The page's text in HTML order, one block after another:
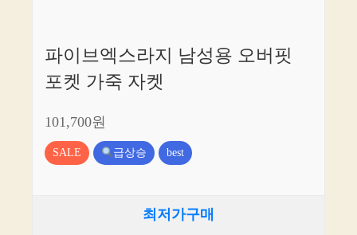
파이브엑스라지 남성용 오버핏
포켓 가죽 자켓
101,700원
SALE 급상승 best
최저가구매